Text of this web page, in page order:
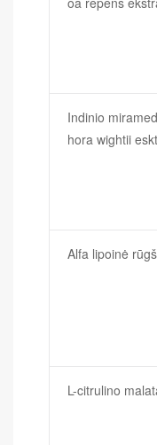
Indinio
hora wightii
Alfa lipoinė
L-citrulino